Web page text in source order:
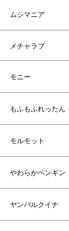
ムシマニア
メチャラブ
モニー
もふもふれったん
モルモット
やわらかペンギン
ヤンバルクイナ